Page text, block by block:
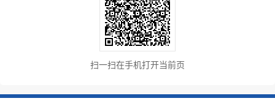
扫一扫在手机打开当前页